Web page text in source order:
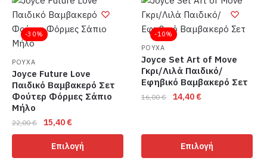
-30%
ΡΟΥΧΑ
Joyce Future Love
Παιδικό Βαμβακερό Σετ
Φούτερ Φόρμες Σάπιο
Μήλο
22,00€
Original
price
was:
22,00 €.
15,40 €Η
τρέχουσα
τιμή
είναι:
Επιλογή
το
-10%
ΡΟΥΧΑ
Joyce Set Art of Move
Γκρι/Λιλά Παιδικό/
Εφηβικό Βαμβακερό Σετ
16,00€
Original
16,00 €.
14,40 €Η
είναι:
14,40 €.
Επιλογή
έχει